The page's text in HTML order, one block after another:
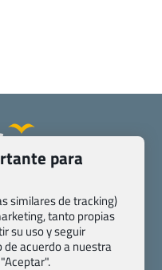
específicas
de agencias
generales
Transparencia
para
similares de tracking)
tanto propias
su uso y seguir
acuerdo a nuestra